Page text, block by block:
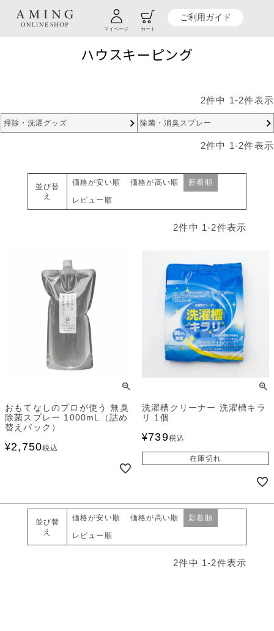
マイページ カート
ご利用ガイド
TOP 贈り物商品一覧 カテゴリーから探す ハウスキーピング
ハウスキーピング
2件中 1-2件表示
掃除・洗濯グッズ 除菌・消臭スプレー
2件中 1-2件表示
並び替
え
価格が安い順 価格が高い順 新着順
レビュー順
2件中 1-2件表示
おもてなしのプロが使う 無臭
除菌スプレー 1000mL（詰め
替えパック）
¥2,750税込
洗濯槽クリーナー 洗濯槽キラ
リ 1個
¥739税込
在庫切れ
並び替
え
価格が安い順 価格が高い順 新着順
レビュー順
2件中 1-2件表示